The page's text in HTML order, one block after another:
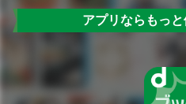
アプリならもっと